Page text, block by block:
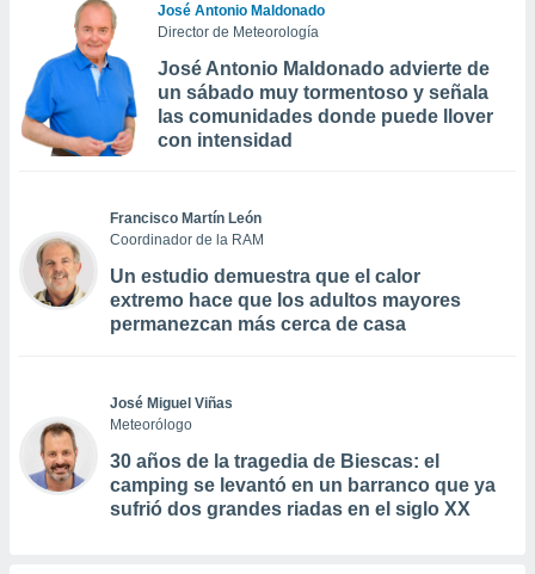
José Antonio Maldonado
Director de Meteorología
José Antonio Maldonado advierte de
un sábado muy tormentoso y señala
las comunidades donde puede llover
con intensidad
Francisco Martín León
Coordinador de la RAM
Un estudio demuestra que el calor
extremo hace que los adultos mayores
permanezcan más cerca de casa
José Miguel Viñas
Meteorólogo
30 años de la tragedia de Biescas: el
camping se levantó en un barranco que ya
sufrió dos grandes riadas en el siglo XX